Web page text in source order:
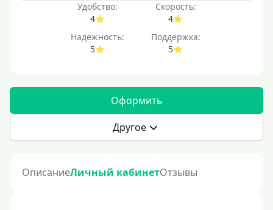
Удобство:
4
Скорость:
4
Надежность:
5
Поддержка:
5
Оформить
Другое
ОписаниеЛичный кабинетОтзывы